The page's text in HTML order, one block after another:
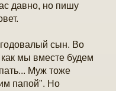
давно, но пишу
сын. Во
мы вместе будем
Муж тоже
папой". Но